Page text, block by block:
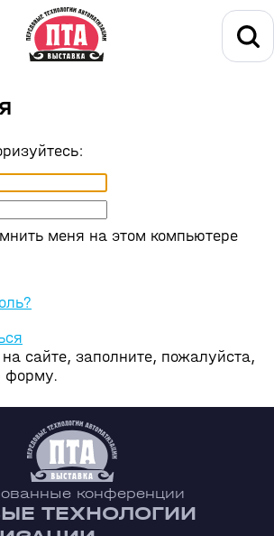
меня на этом компьютере
сайте, заполните, пожалуйста,
форму.
конференции
ТЕХНОЛОГИИ